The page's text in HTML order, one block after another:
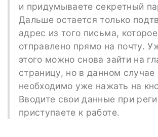
и придумываете секретный
Дальше остается только
адрес из того письма,
отправлено прямо на почту.
этого можно снова зайти на
страницу, но в данном случае
необходимо уже нажать на
Вводите свои данные при
приступаете к работе.